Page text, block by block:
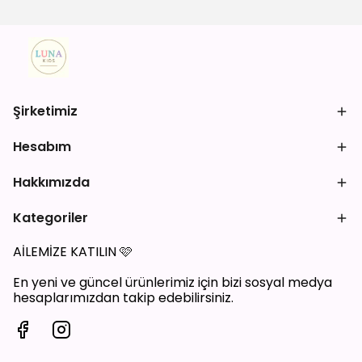
Şirketimiz
Hesabım
Hakkımızda
Kategoriler
AİLEMİZE KATILIN🩷
En yeni ve güncel ürünlerimiz için bizi sosyal medya
hesaplarımızdan takip edebilirsiniz.